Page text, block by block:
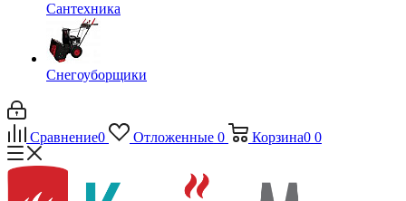
Сантехника
Снегоуборщики
Сравнение0 Отложенные 0 Корзина0 0